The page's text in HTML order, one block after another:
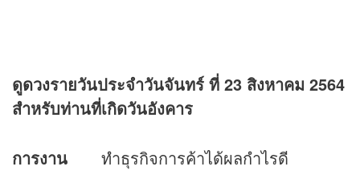
ดูดวงรายวันประจำวันจันทร์ ที่ 23 สิงหาคม 2564
สำหรับท่านที่เกิดวันอังคาร
การงาน ทำธุรกิจการค้าได้ผลกำไรดี